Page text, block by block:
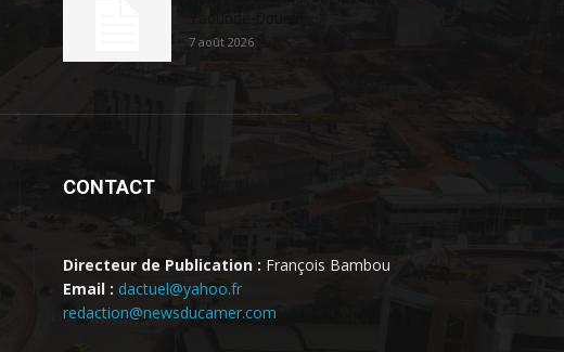
7 août 2026
CONTACT
Directeur de Publication : François Bambou
Email : dactuel@yahoo.fr
redaction@newsducamer.com